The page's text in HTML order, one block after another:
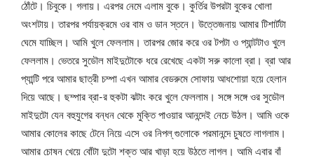
ঠোঁটে। চিবুকে। গলায়। এরপর নেমে এলাম বুকে। কুর্তির উপরটা বুকের খোলা
অংশটায়। তারপর পর্যায়ক্রমে ওর বাম ও ডান স্তনে। উত্তেজনায় আমার টিশার্টটা
ঘেমে যাচ্ছিল। আমি খুলে ফেললাম। তারপর জোর করে ওর টপটা ও প্যান্টটাও খুলে
ফেললাম। ভেতরে সুডৌল মাইদুটোকে ধরে রেখেছে একটা সরু কালো ব্রা। ব্রা আর
প্যান্টি পরে আমার ছাত্রী চম্পা এখন আমার বেডরুমে সোফায় আধশোয়া হয়ে হেলান
দিয়ে আছে। ছম্পার ব্রা-র হুকটা ঝটাং করে খুলে ফেললাম। সঙ্গে সঙ্গে ওর সুডৌল
মাইদুটো যেন বহুযুগের বন্ধন থেকে মুক্তি পাওয়ার আনন্দেই নেচে উঠল। আমি ওকে
আমার কোলের কাছে টেনে নিয়ে এসে ওর নিপল্ গুলোকে পরমানন্দে চুষতে লাগলাম।
আমার চোষন খেয়ে বোঁটা দুটো শক্ত আর খাড়া হয়ে উঠতে লাগল। আমি এবার বাঁ